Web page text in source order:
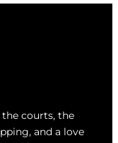
the courts, the
and a love